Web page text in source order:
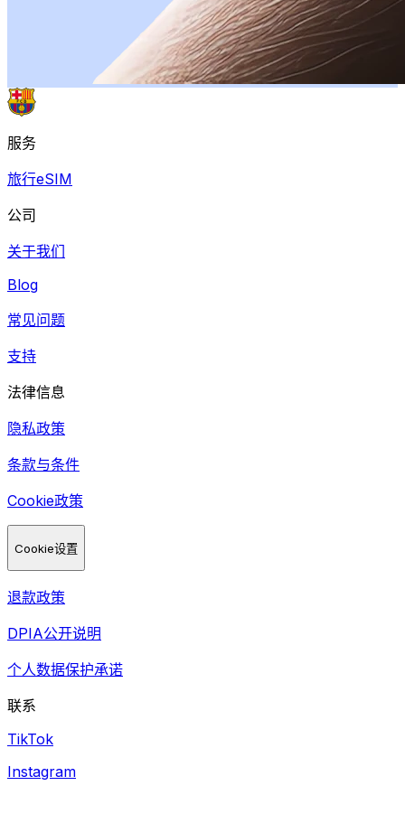
服务
旅行eSIM
公司
关于我们
Blog
常见问题
支持
法律信息
隐私政策
条款与条件
Cookie政策
Cookie设置
退款政策
DPIA公开说明
个人数据保护承诺
联系
TikTok
Instagram